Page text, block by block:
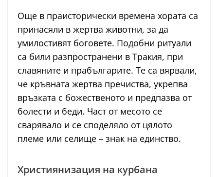
Още в праисторически времена хората са
принасяли в жертва животни, за да
умилостивят боговете. Подобни ритуали
са били разпространени в Тракия, при
славяните и прабългарите. Те са вярвали,
че кръвната жертва пречиства, укрепва
връзката с божественото и предпазва от
болести и беди. Част от месото се
сварявало и се споделяло от цялото
племе или селище – знак на единство.
Християнизация на курбана